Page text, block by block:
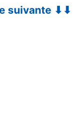
suivante ⬇⬇